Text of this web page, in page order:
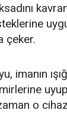
çeker.
imanın
o